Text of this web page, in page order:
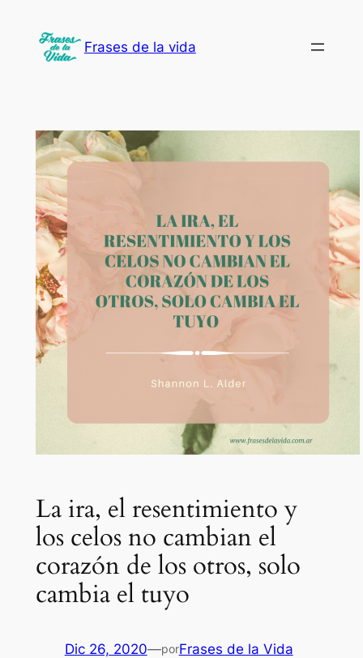
contenido
Frases de la vida
La ira, el resentimiento y
los celos no cambian el
corazón de los otros, solo
cambia el tuyo
Dic 26, 2020—porFrases de la Vida